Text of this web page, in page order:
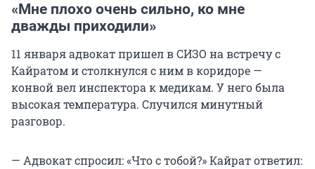
«Мне плохо очень сильно, ко мне
дважды приходили»
11 января адвокат пришел в СИЗО на встречу с
Кайратом и столкнулся с ним в коридоре —
конвой вел инспектора к медикам. У него была
высокая температура. Случился минутный
разговор.
— Адвокат спросил: «Что с тобой?» Кайрат ответил: